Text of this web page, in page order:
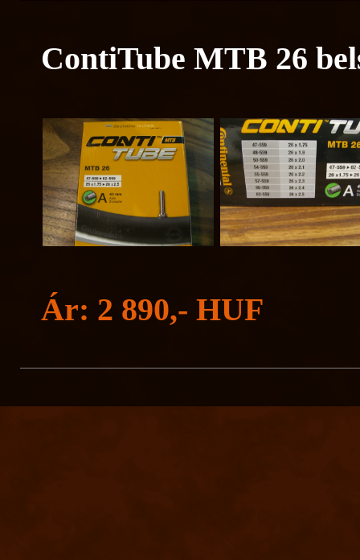
ContiTube MTB 26
Ár: 2 890,- HUF